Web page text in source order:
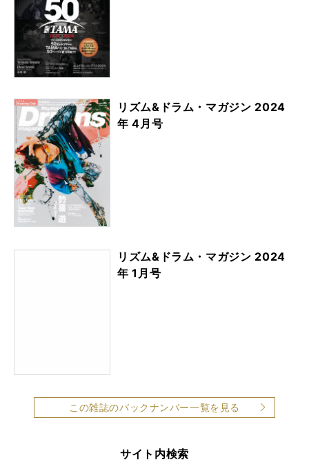
リズム&ドラム・マガジン 2024
年 4月号
リズム&ドラム・マガジン 2024
年 1月号
この雑誌のバックナンバー一覧を見る
サイト内検索